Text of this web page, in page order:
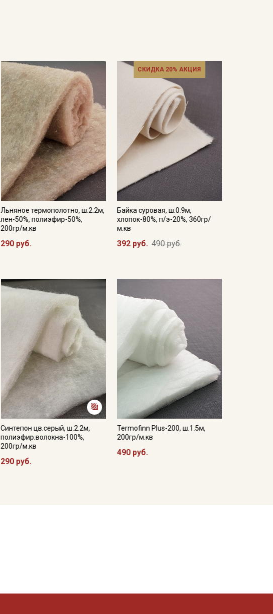
Льняное термополотно, ш.2.2м,
лен-50%, полиэфир-50%,
200гр/м.кв
290 руб.
СКИДКА 20% АКЦИЯ
Байка суровая, ш.0.9м,
хлопок-80%, п/э-20%, 360гр/
м.кв
392 руб. 490 руб.
Синтепон цв.серый, ш.2.2м,
полиэфир.волокна-100%,
200гр/м.кв
290 руб.
Termofinn Plus-200, ш.1.5м,
200гр/м.кв
490 руб.